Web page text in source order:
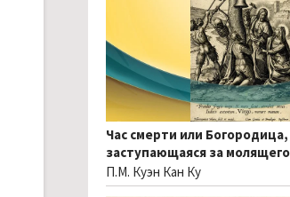
Час смерти или Богородица,
заступающаяся за
П.М. Куэн Кан Ку